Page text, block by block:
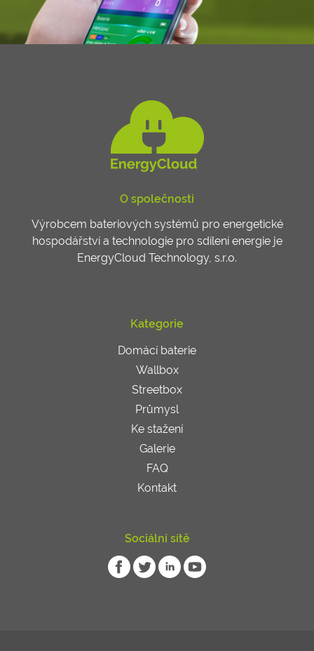
O společnosti
Výrobcem bateriových systémů pro energetické
hospodářství a technologie pro sdílení energie je
EnergyCloud Technology, s.r.o.
Kategorie
Domácí baterie
Wallbox
Streetbox
Průmysl
Ke stažení
Galerie
FAQ
Kontakt
Sociální sítě